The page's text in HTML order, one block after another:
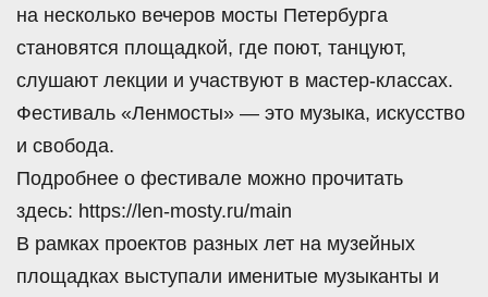
на несколько вечеров мосты Петербурга
становятся площадкой, где поют, танцуют,
слушают лекции и участвуют в мастер-классах.
Фестиваль «Ленмосты» — это музыка, искусство
и свобода.
Подробнее о фестивале можно прочитать
здесь: https://len-mosty.ru/main
В рамках проектов разных лет на музейных
площадках выступали именитые музыканты и